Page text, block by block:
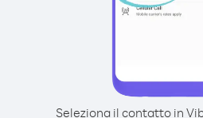
Seleziona il contatto in